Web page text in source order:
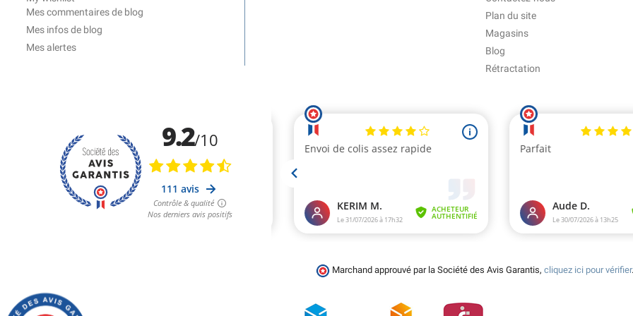
Mes commentaires de blog
Mes infos de blog
Mes alertes
Plan du site
Magasins
Blog
Rétractation
Marchand approuvé par la Société des Avis Garantis, cliquez ici pour vérifier.